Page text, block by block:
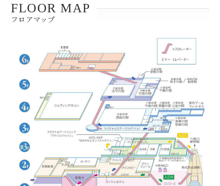
FLOOR MAP
フロアマップ